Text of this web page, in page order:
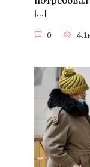
[…]
0